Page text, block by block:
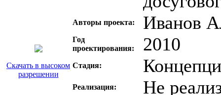
Скачать в высоком
разрешении
Авторы проекта: Иванов
Год
проектирования:
2010
Стадия:
Реализация: Не